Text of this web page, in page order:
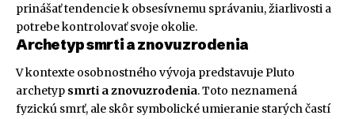
prinášať tendencie k obsesívnemu správaniu, žiarlivosti a
potrebe kontrolovať svoje okolie.
Archetyp smrti a znovuzrodenia
V kontexte osobnostného vývoja predstavuje Pluto
archetyp smrti a znovuzrodenia. Toto neznamená
fyzickú smrť, ale skôr symbolické umieranie starých častí